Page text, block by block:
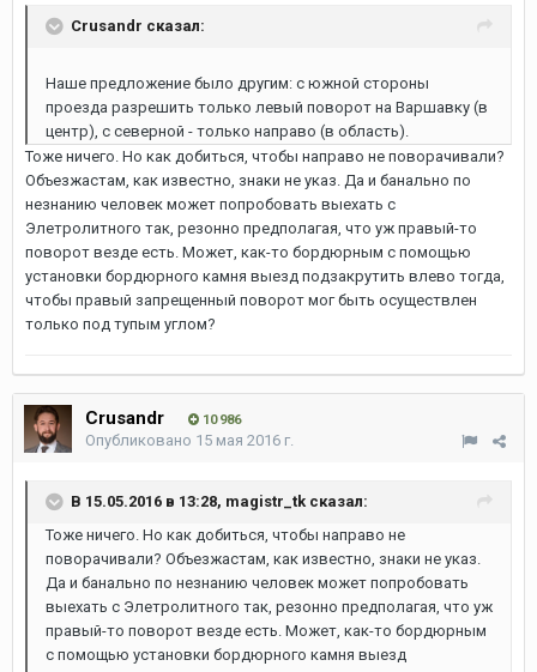
Crusandr сказал:
Наше предложение было другим: с южной стороны
проезда разрешить только левый поворот на Варшавку (в
центр), с северной - только направо (в область).
Тоже ничего. Но как добиться, чтобы направо не поворачивали?
Объезжастам, как известно, знаки не указ. Да и банально по
незнанию человек может попробовать выехать с
Элетролитного так, резонно предполагая, что уж правый-то
поворот везде есть. Может, как-то бордюрным с помощью
установки бордюрного камня выезд подзакрутить влево тогда,
чтобы правый запрещенный поворот мог быть осуществлен
только под тупым углом?
Crusandr 10 986
Опубликовано 15 мая 2016 г.
В 15.05.2016 в 13:28, magistr_tk сказал:
Тоже ничего. Но как добиться, чтобы направо не
поворачивали? Объезжастам, как известно, знаки не указ.
Да и банально по незнанию человек может попробовать
выехать с Элетролитного так, резонно предполагая, что уж
правый-то поворот везде есть. Может, как-то бордюрным
с помощью установки бордюрного камня выезд